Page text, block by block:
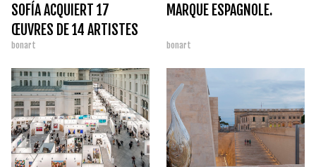
SOFÍA ACQUIERT 17
ŒUVRES DE 14 ARTISTES
LORS D'ARCOMADRID
2026.
bonart
MARQUE ESPAGNOLE.
bonart